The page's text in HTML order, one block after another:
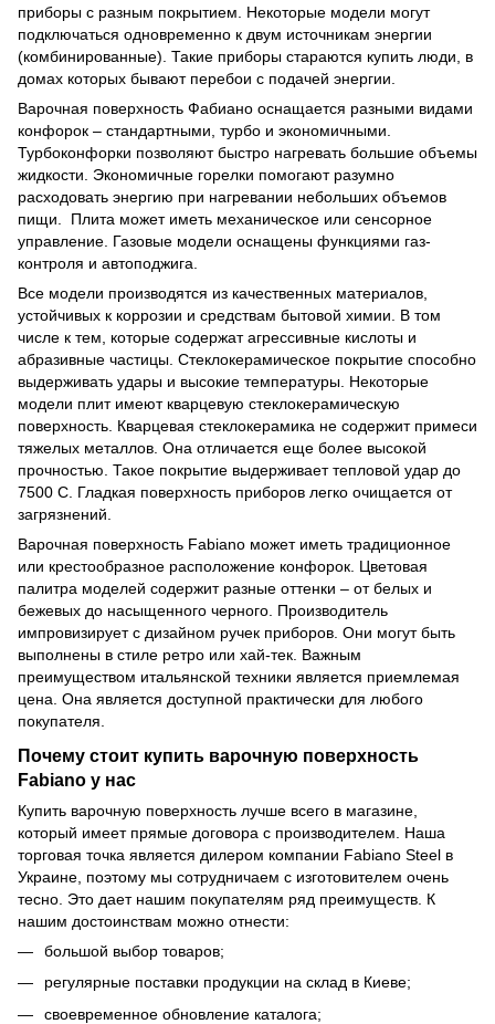
приборы с разным покрытием. Некоторые модели могут
подключаться одновременно к двум источникам энергии
(комбинированные). Такие приборы стараются купить люди, в
домах которых бывают перебои с подачей энергии.
Варочная поверхность Фабиано оснащается разными видами
конфорок – стандартными, турбо и экономичными.
Турбоконфорки позволяют быстро нагревать большие объемы
жидкости. Экономичные горелки помогают разумно
расходовать энергию при нагревании небольших объемов
пищи. Плита может иметь механическое или сенсорное
управление. Газовые модели оснащены функциями газ-
контроля и автоподжига.
Все модели производятся из качественных материалов,
устойчивых к коррозии и средствам бытовой химии. В том
числе к тем, которые содержат агрессивные кислоты и
абразивные частицы. Стеклокерамическое покрытие способно
выдерживать удары и высокие температуры. Некоторые
модели плит имеют кварцевую стеклокерамическую
поверхность. Кварцевая стеклокерамика не содержит примеси
тяжелых металлов. Она отличается еще более высокой
прочностью. Такое покрытие выдерживает тепловой удар до
7500 С. Гладкая поверхность приборов легко очищается от
загрязнений.
Варочная поверхность Fabiano может иметь традиционное
или крестообразное расположение конфорок. Цветовая
палитра моделей содержит разные оттенки – от белых и
бежевых до насыщенного черного. Производитель
импровизирует с дизайном ручек приборов. Они могут быть
выполнены в стиле ретро или хай-тек. Важным
преимуществом итальянской техники является приемлемая
цена. Она является доступной практически для любого
покупателя.
Почему стоит купить варочную поверхность
Fabiano у нас
Купить варочную поверхность лучше всего в магазине,
который имеет прямые договора с производителем. Наша
торговая точка является дилером компании Fabiano Steel в
Украине, поэтому мы сотрудничаем с изготовителем очень
тесно. Это дает нашим покупателям ряд преимуществ. К
нашим достоинствам можно отнести:
большой выбор товаров;
регулярные поставки продукции на склад в Киеве;
своевременное обновление каталога;